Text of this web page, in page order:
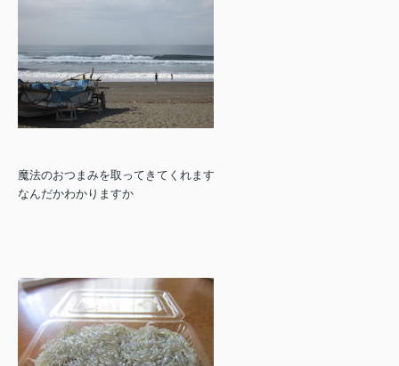
魔法のおつまみを取ってきてくれます
なんだかわかりますか